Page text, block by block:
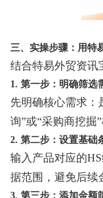
三、实操步骤：用特
结合特易外贸资讯
1. 第一步：明确筛选
先明确核心需求：
询”或“采购商挖
2. 第二步：设置基础
输入产品对应的
据范围，避免后续
3. 第三步：添加金额